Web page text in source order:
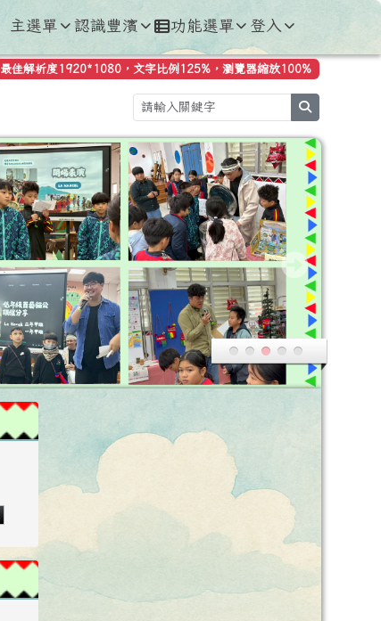
主選單 認識豐濱 功能選單 登入
最佳解析度1920*1080，文字比例125%，瀏覽器縮放100%
search